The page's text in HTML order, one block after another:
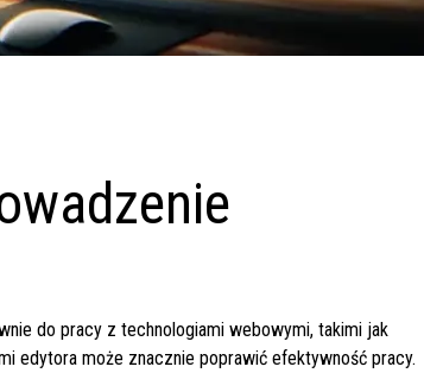
do pracy z technologiami webowymi, takimi jak
edytora może znacznie poprawić efektywność pracy.